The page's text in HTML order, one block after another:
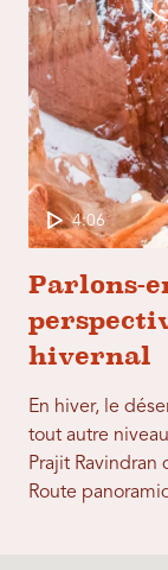
4:06
Parlons-
hivernal
En hiver, le
tout autre
Prajit
Route